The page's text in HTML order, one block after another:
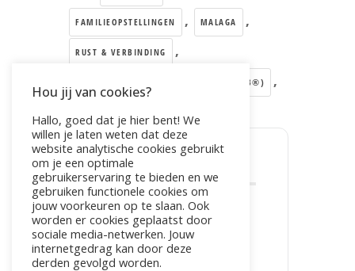
FAMILIEOPSTELLINGEN , MALAGA ,
RUST & VERBINDING ,
TRAUMA RELEASE & BREATHWORK (TRB®) ,
DEEL DIT EVENEMENT
Hou jij van cookies?
Hallo, goed dat je hier bent! We
willen je laten weten dat deze
website analytische cookies gebruikt
om je een optimale
gebruikerservaring te bieden en we
gebruiken functionele cookies om
jouw voorkeuren op te slaan. Ook
worden er cookies geplaatst door
sociale media-netwerken. Jouw
internetgedrag kan door deze
derden gevolgd worden.